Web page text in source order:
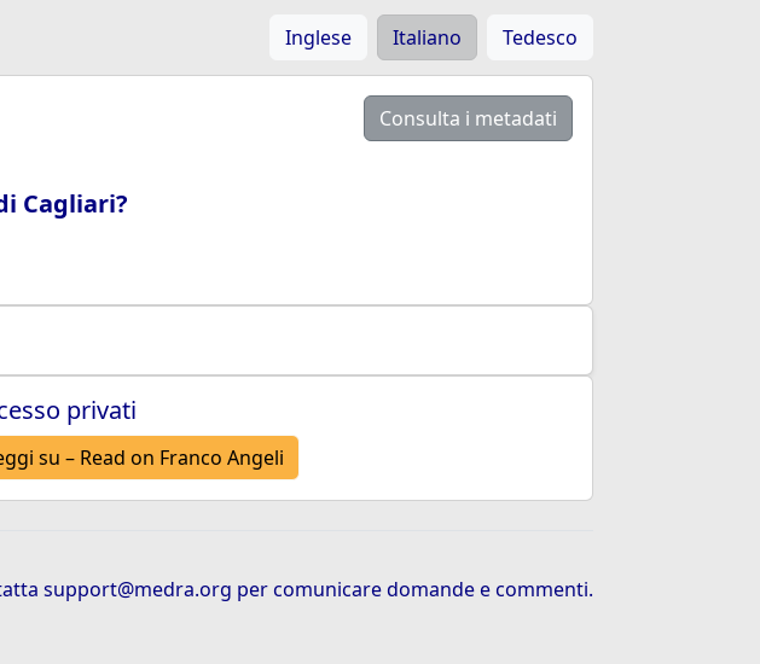
Inglese Italiano Tedesco
Consulta i metadati
Cagliari?
privati
su – Read on Franco Angeli
support@medra.org per comunicare domande e commenti.